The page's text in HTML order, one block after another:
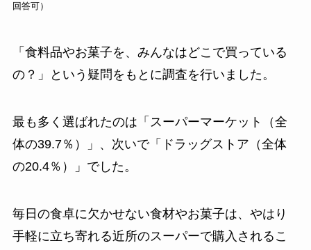
回答可）
「食料品やお菓子を、みんなはどこで買っている
の？」という疑問をもとに調査を行いました。
最も多く選ばれたのは「スーパーマーケット（全
体の39.7％）」、次いで「ドラッグストア（全体
の20.4％）」でした。
毎日の食卓に欠かせない食材やお菓子は、やはり
手軽に立ち寄れる近所のスーパーで購入されるこ